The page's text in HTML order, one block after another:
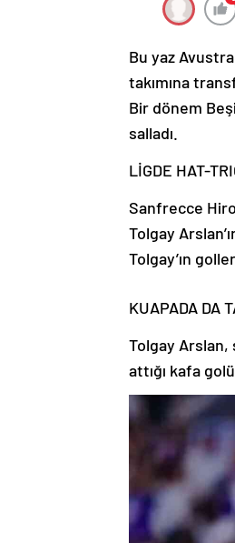
Bu yaz
takımına
Bir dönem
salladı.
LİGDE HAT-
Sanfrecce
Tolgay
Tolgay’ın
KUAPADA DA
Tolgay Arslan,
attığı kafa